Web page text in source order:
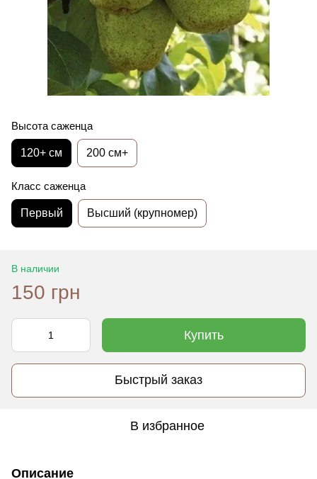
Высота саженца
120+ см 200 см+
Класс саженца
Первый Высший (крупномер)
В наличии
150 грн
Купить
Быстрый заказ
В избранное
Описание